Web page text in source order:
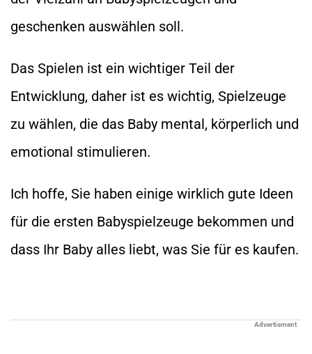
geschenken auswählen soll.
Das Spielen ist ein wichtiger Teil der
Entwicklung, daher ist es wichtig, Spielzeuge
zu wählen, die das Baby mental, körperlich und
emotional stimulieren.
Ich hoffe, Sie haben einige wirklich gute Ideen
für die ersten Babyspielzeuge bekommen und
dass Ihr Baby alles liebt, was Sie für es kaufen.
Advertisment